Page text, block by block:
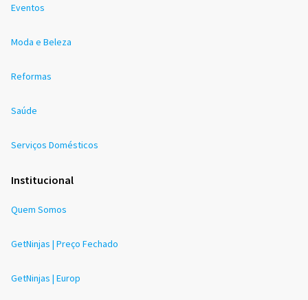
Eventos
Moda e Beleza
Reformas
Saúde
Serviços Domésticos
Institucional
Quem Somos
GetNinjas | Preço Fechado
GetNinjas | Europ